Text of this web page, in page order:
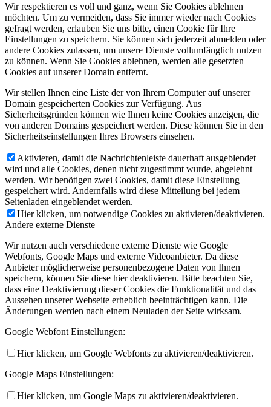
Wir respektieren es voll und ganz, wenn Sie Cookies ablehnen
möchten. Um zu vermeiden, dass Sie immer wieder nach Cookies
gefragt werden, erlauben Sie uns bitte, einen Cookie für Ihre
Einstellungen zu speichern. Sie können sich jederzeit abmelden oder
andere Cookies zulassen, um unsere Dienste vollumfänglich nutzen
zu können. Wenn Sie Cookies ablehnen, werden alle gesetzten
Cookies auf unserer Domain entfernt.
Wir stellen Ihnen eine Liste der von Ihrem Computer auf unserer
Domain gespeicherten Cookies zur Verfügung. Aus
Sicherheitsgründen können wie Ihnen keine Cookies anzeigen, die
von anderen Domains gespeichert werden. Diese können Sie in den
Sicherheitseinstellungen Ihres Browsers einsehen.
Aktivieren, damit die Nachrichtenleiste dauerhaft ausgeblendet
wird und alle Cookies, denen nicht zugestimmt wurde, abgelehnt
werden. Wir benötigen zwei Cookies, damit diese Einstellung
gespeichert wird. Andernfalls wird diese Mitteilung bei jedem
Seitenladen eingeblendet werden.
Hier klicken, um notwendige Cookies zu aktivieren/deaktivieren.
Andere externe Dienste
Wir nutzen auch verschiedene externe Dienste wie Google
Webfonts, Google Maps und externe Videoanbieter. Da diese
Anbieter möglicherweise personenbezogene Daten von Ihnen
speichern, können Sie diese hier deaktivieren. Bitte beachten Sie,
dass eine Deaktivierung dieser Cookies die Funktionalität und das
Aussehen unserer Webseite erheblich beeinträchtigen kann. Die
Änderungen werden nach einem Neuladen der Seite wirksam.
Google Webfont Einstellungen:
Hier klicken, um Google Webfonts zu aktivieren/deaktivieren.
Google Maps Einstellungen:
Hier klicken, um Google Maps zu aktivieren/deaktivieren.